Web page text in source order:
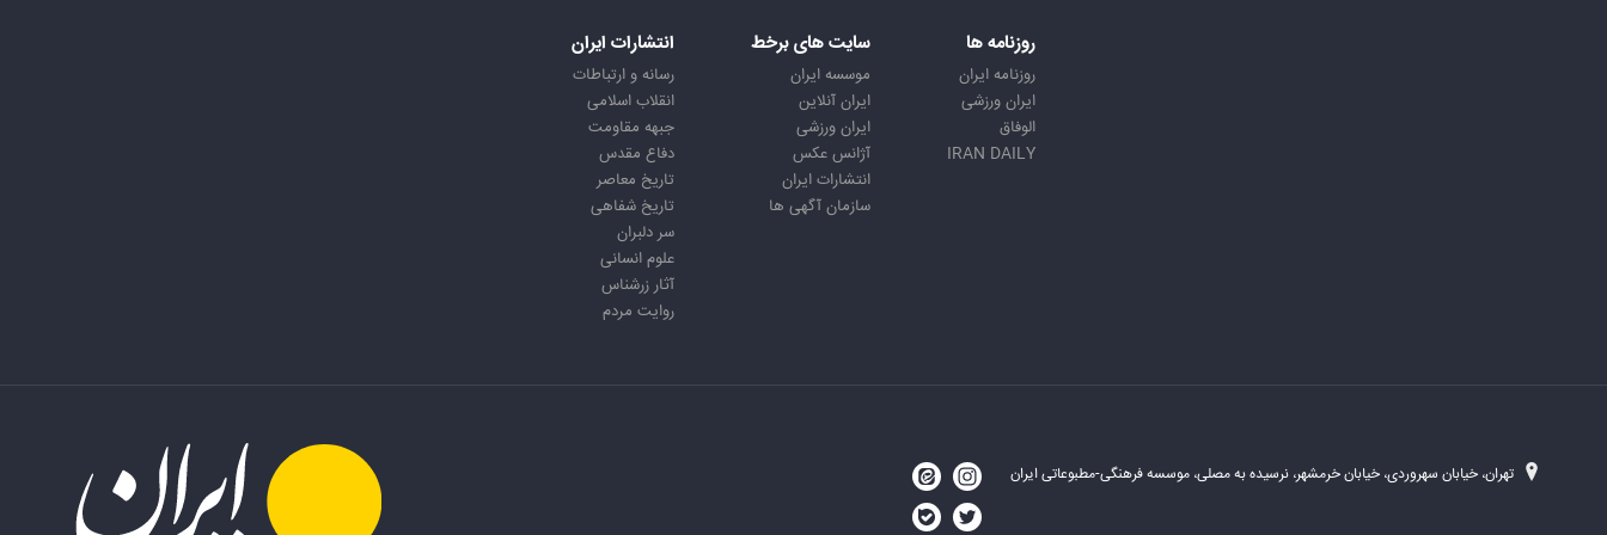
روزنامه ها
روزنامه ایران
ایران ورزشی
الوفاق
IRAN DAILY
سایت های برخط
موسسه ایران
ایران آنلاین
ایران ورزشی
آژانس عکس
انتشارات ایران
سازمان آگهی ها
انتشارات ایران
رسانه و ارتباطات
انقلاب اسلامی
جبهه مقاومت
دفاع مقدس
تاریخ معاصر
تاریخ شفاهی
سر دلبران
علوم انسانی
آثار زرشناس
روایت مردم
تهران، خیابان سهروردی، خیابان خرمشهر، نرسیده به مصلی، موسسه فرهنگی-مطبوعاتی ایران